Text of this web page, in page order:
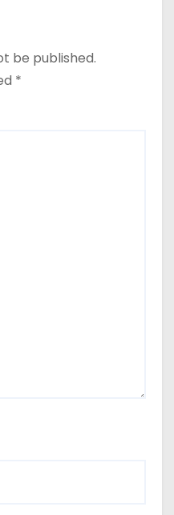
be published.
*